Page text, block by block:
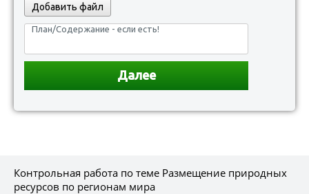
Добавить файл
Контрольная работа по теме Размещение природных
ресурсов по регионам мира